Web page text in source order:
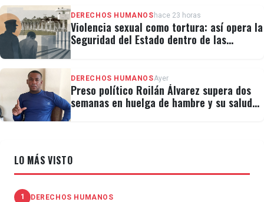
DERECHOS HUMANOS hace 23 horas
Violencia sexual como tortura: así opera la
Seguridad del Estado dentro de las
DERECHOS HUMANOSAyer
Preso político Roilán Álvarez supera dos
semanas en huelga de hambre y su salud
LO MÁS VISTO
1 DERECHOS HUMANOS